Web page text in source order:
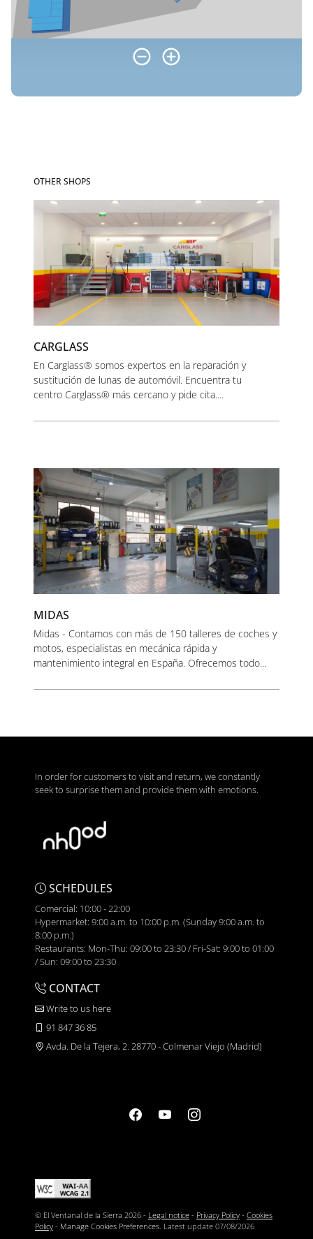
OTHER SHOPS
CARGLASS
En Carglass® somos expertos en la reparación y
sustitución de lunas de automóvil. Encuentra tu
centro Carglass® más cercano y pide cita....
MIDAS
Midas - Contamos con más de 150 talleres de coches y
motos, especialistas en mecánica rápida y
mantenimiento integral en España. Ofrecemos todo...
In order for customers to visit and return, we constantly
seek to surprise them and provide them with emotions.
SCHEDULES
Comercial: 10:00 - 22:00
Hypermarket: 9:00 a.m. to 10:00 p.m. (Sunday 9:00 a.m. to
8:00 p.m.)
Restaurants: Mon-Thu: 09:00 to 23:30 / Fri-Sat: 9:00 to 01:00
/ Sun: 09:00 to 23:30
CONTACT
Write to us here
91 847 36 85
Avda. De la Tejera, 2. 28770 - Colmenar Viejo (Madrid)
© El Ventanal de la Sierra 2026 - Legal notice - Privacy Policy - Cookies
Policy - Manage Cookies Preferences. Latest update 07/08/2026